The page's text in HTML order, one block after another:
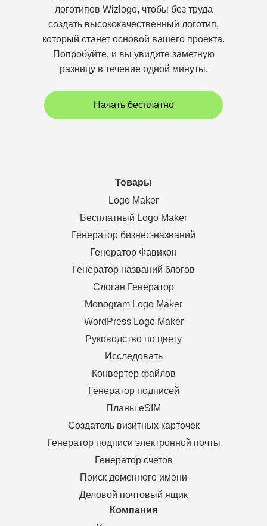
логотипов Wizlogo, чтобы без труда
создать высококачественный логотип,
который станет основой вашего проекта.
Попробуйте, и вы увидите заметную
разницу в течение одной минуты.
Начать бесплатно
Товары
Logo Maker
Бесплатный Logo Maker
Генератор бизнес-названий
Генератор Фавикон
Генератор названий блогов
Слоган Генератор
Monogram Logo Maker
WordPress Logo Maker
Руководство по цвету
Исследовать
Конвертер файлов
Генератор подписей
Планы eSIM
Создатель визитных карточек
Генератор подписи электронной почты
Генератор счетов
Поиск доменного имени
Деловой почтовый ящик
Компания